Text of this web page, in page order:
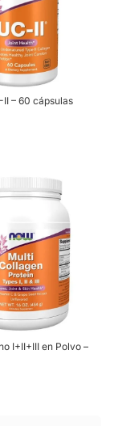
– 60 cápsulas
I+II+III en Polvo –